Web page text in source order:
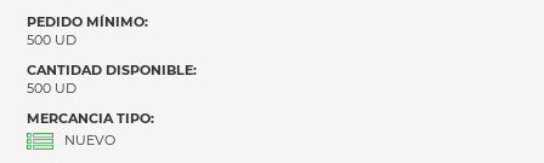
PEDIDO MÍNIMO:
500 UD
CANTIDAD DISPONIBLE:
500 UD
MERCANCIA TIPO:
NUEVO